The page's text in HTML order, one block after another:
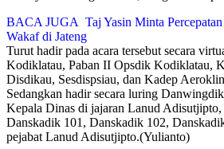
BACA JUGA Taj Yasin Minta
Wakaf di Jateng
Turut hadir pada acara tersebut secara
Kodiklatau, Paban II Opsdik Kodiklatau,
Disdikau, Sesdispsiau, dan Kadep
Sedangkan hadir secara luring
Kepala Dinas di jajaran Lanud Adisutjipto,
Danskadik 101, Danskadik 102,
pejabat Lanud Adisutjipto.(Yulianto)